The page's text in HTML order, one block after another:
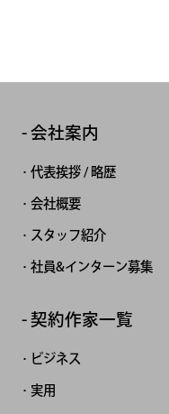
会社案内
代表挨拶 / 略歴
会社概要
スタッフ紹介
社員&インターン募集
契約作家一覧
ビジネス
実用